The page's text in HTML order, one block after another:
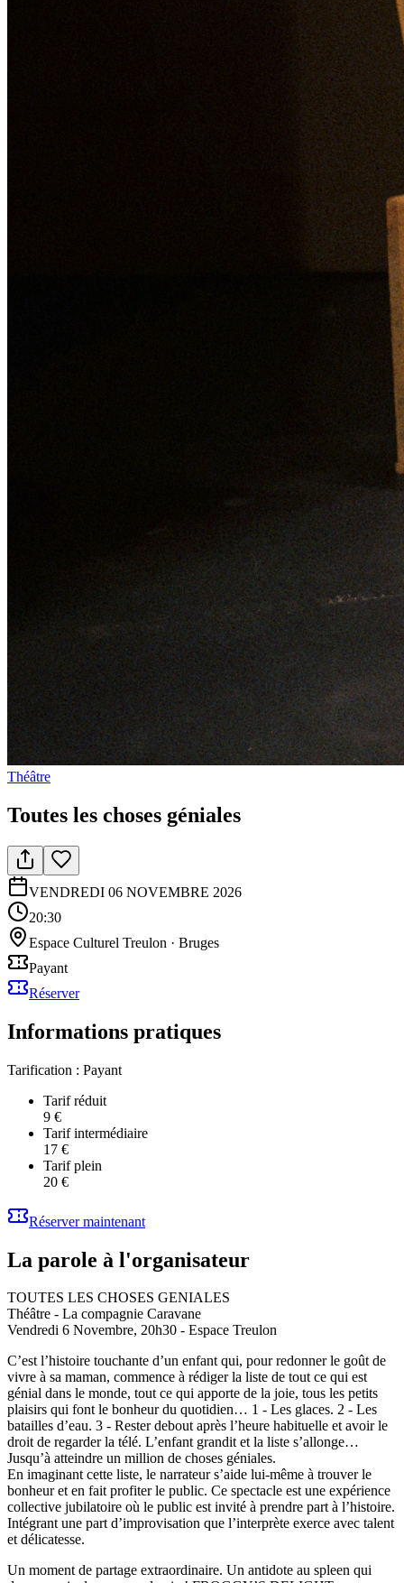
Théâtre
Toutes les choses géniales
VENDREDI 06 NOVEMBRE 2026
20:30
Espace Culturel Treulon · Bruges
Payant
Réserver
Informations pratiques
Tarification : Payant
Tarif réduit
9 €
Tarif intermédiaire
17 €
Tarif plein
20 €
Réserver maintenant
La parole à l'organisateur
TOUTES LES CHOSES GENIALES
Théâtre - La compagnie Caravane
Vendredi 6 Novembre, 20h30 - Espace Treulon
C’est l’histoire touchante d’un enfant qui, pour redonner le goût de
vivre à sa maman, commence à rédiger la liste de tout ce qui est
génial dans le monde, tout ce qui apporte de la joie, tous les petits
plaisirs qui font le bonheur du quotidien… 1 - Les glaces. 2 - Les
batailles d’eau. 3 - Rester debout après l’heure habituelle et avoir le
droit de regarder la télé. L’enfant grandit et la liste s’allonge…
Jusqu’à atteindre un million de choses géniales.
En imaginant cette liste, le narrateur s’aide lui-même à trouver le
bonheur et en fait profiter le public. Ce spectacle est une expérience
collective jubilatoire où le public est invité à prendre part à l’histoire.
Intégrant une part d’improvisation que l’interprète exerce avec talent
et délicatesse.
Un moment de partage extraordinaire. Un antidote au spleen qui